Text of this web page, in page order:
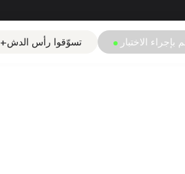
بإجراء الاختبار تسوّقوا رأس الدش+